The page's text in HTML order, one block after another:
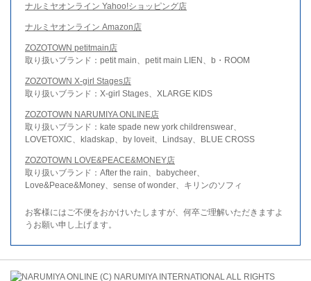
ナルミヤオンライン Yahoo!ショッピング店
ナルミヤオンライン Amazon店
ZOZOTOWN petitmain店
取り扱いブランド：petit main、petit main LIEN、b・ROOM
ZOZOTOWN X-girl Stages店
取り扱いブランド：X-girl Stages、XLARGE KIDS
ZOZOTOWN NARUMIYA ONLINE店
取り扱いブランド：kate spade new york childrenswear、
LOVETOXIC、kladskap、by loveit、Lindsay、BLUE CROSS
ZOZOTOWN LOVE&PEACE&MONEY店
取り扱いブランド：After the rain、babycheer、
Love&Peace&Money、sense of wonder、キリンのソフィ
お客様にはご不便をおかけいたしますが、何卒ご理解いただきますよ
うお願い申し上げます。